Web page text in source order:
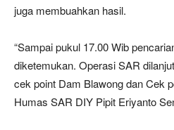
juga membuahkan hasil.
“Sampai pukul 17.00 Wib
diketemukan. Operasi SAR
cek point Dam Blawong dan Cek
Humas SAR DIY Pipit Eriyanto